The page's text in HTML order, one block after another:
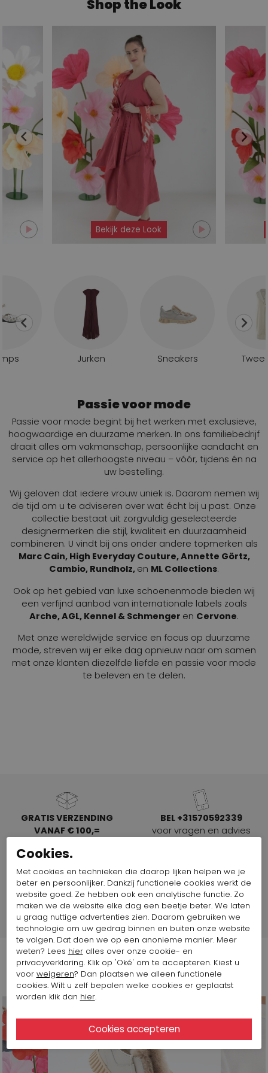
Shop the Look
Bekijk deze Look
Jurken Sneakers
Passie voor mode
Passie voor mode begint bij het werken met exclusieve,
hoogwaardige en duurzame merken. In ons familiebedrijf
draait alles om vakmanschap, persoonlijke aandacht en
service op het allerhoogste niveau – vóór, tijdens én na
uw bestelling.
Wij geloven dat iedere vrouw uniek is. Daarom nemen wij
de tijd om u te adviseren over wat écht bij u past. Onze
collectie bestaat uit zorgvuldig geselecteerde
designermerken die stijl, kwaliteit en duurzaamheid
combineren. U vindt bij ons onder andere topmerken als
Marc Cain, High Everyday Couture, Annette Görtz,
Cambio, Rundholz, en ML Collections.
Ook op het gebied van luxe schoenenmode bieden wij
een verfijnd aanbod van internationale labels zoals
Arche, AGL, Kennel & Schmenger en Cervone.
Met onze wereldwijde service en focus op duurzame
mode, streven wij er elke dag opnieuw naar om samen
met onze klanten diezelfde liefde en passie voor mode
te beleven en te delen.
GRATIS VERZENDING
VANAF € 100,=
België
BEL +31570592339
voor vragen en advies
SPAARPUNTEN
Spaar voor korting
SHOP THE LOOK
Direct de mooiste
combinaties
Volg ons op
Cookies.
Met cookies en technieken die daarop lijken helpen we je
beter en persoonlijker. Dankzij functionele cookies werkt de
website goed. Ze hebben ook een analytische functie. Zo
maken we de website elke dag een beetje beter. We laten
u graag nuttige advertenties zien. Daarom gebruiken we
technologie om uw gedrag binnen en buiten onze website
te volgen. Dat doen we op een anonieme manier. Meer
weten? Lees hieralles over onze cookie- en
privacyverklaring. Klik op 'Oké' om te accepteren. Kiest u
voor weigeren? Dan plaatsen we alleen functionele
cookies. Wilt u zelf bepalen welke cookies er geplaatst
worden klik dan hier.